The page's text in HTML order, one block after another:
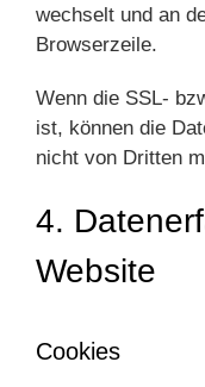
wechselt und an
Browserzeile.
Wenn die SSL-
ist, können die
nicht von Dritten
4.
Website
Cookies